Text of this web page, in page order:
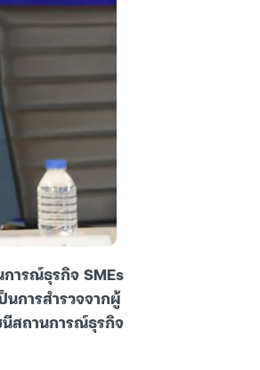
ารณ์ธุรกิจ SMEs
การสำรวจจากผู้
สถานการณ์ธุรกิจ